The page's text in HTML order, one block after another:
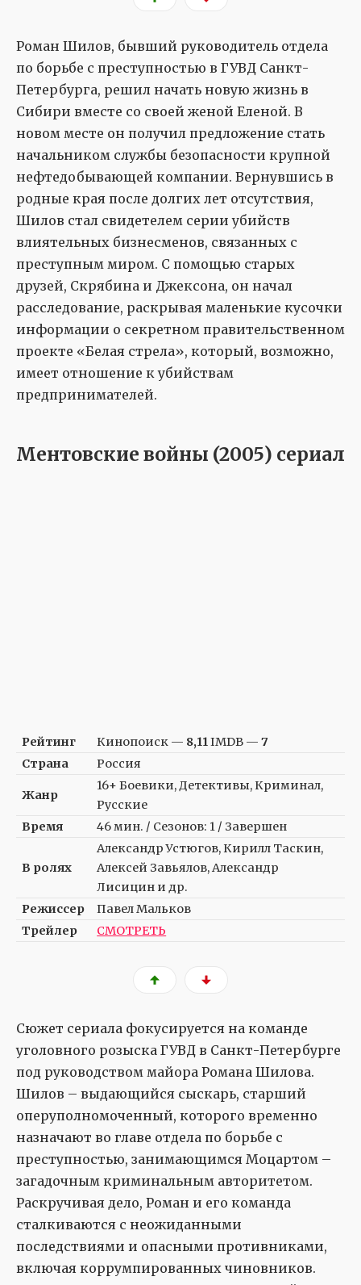
Роман Шилов, бывший руководитель отдела
по борьбе с преступностью в ГУВД Санкт-
Петербурга, решил начать новую жизнь в
Сибири вместе со своей женой Еленой. В
новом месте он получил предложение стать
начальником службы безопасности крупной
нефтедобывающей компании. Вернувшись в
родные края после долгих лет отсутствия,
Шилов стал свидетелем серии убийств
влиятельных бизнесменов, связанных с
преступным миром. С помощью старых
друзей, Скрябина и Джексона, он начал
расследование, раскрывая маленькие кусочки
информации о секретном правительственном
проекте «Белая стрела», который, возможно,
имеет отношение к убийствам
предпринимателей.
Ментовские войны (2005) сериал
Рейтинг Кинопоиск — 8,11IMDB —7
Страна
Россия
Жанр
16+ Боевики, Детективы, Криминал,
Русские
Время
46 мин. / Сезонов: 1 / Завершен
В ролях
Александр Устюгов, Кирилл Таскин,
Алексей Завьялов, Александр
Лисицин и др.
Режиссер
Павел Мальков
Трейлер
СМОТРЕТЬ
Сюжет сериала фокусируется на команде
уголовного розыска ГУВД в Санкт-Петербурге
под руководством майора Романа Шилова.
Шилов – выдающийся сыскарь, старший
оперуполномоченный, которого временно
назначают во главе отдела по борьбе с
преступностью, занимающимся Моцартом –
загадочным криминальным авторитетом.
Раскручивая дело, Роман и его команда
сталкиваются с неожиданными
последствиями и опасными противниками,
включая коррумпированных чиновников.